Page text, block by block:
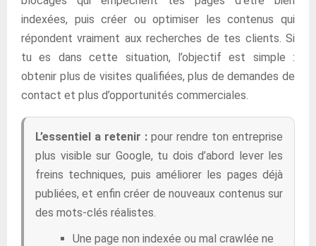
indexées, puis créer ou optimiser les contenus qui
répondent vraiment aux recherches de tes clients. Si
tu es dans cette situation, l’objectif est simple :
obtenir plus de visites qualifiées, plus de demandes de
contact et plus d’opportunités commerciales.
L’essentiel a retenir : pour rendre ton entreprise
plus visible sur Google, tu dois d’abord lever les
freins techniques, puis améliorer les pages déjà
publiées, et enfin créer de nouveaux contenus sur
des mots-clés réalistes.
Une page non indexée ou mal crawlée ne